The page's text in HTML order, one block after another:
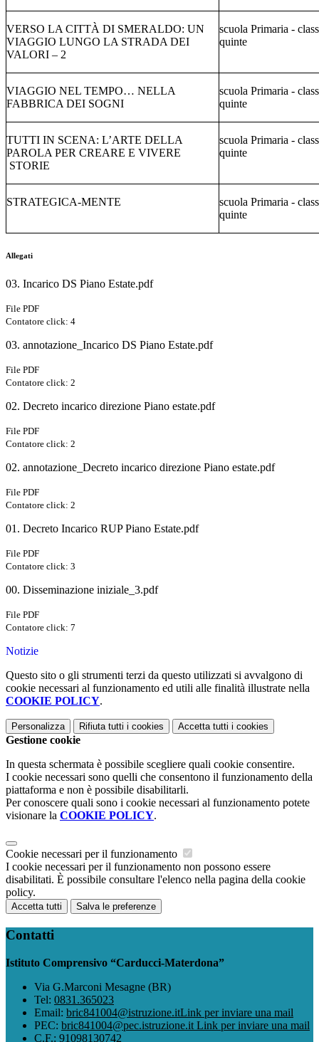
VERSO LA CITTÀ DI SMERALDO: UN
VIAGGIO LUNGO LA STRADA DEI
VALORI – 2
scuola Primaria -
quinte
VIAGGIO NEL TEMPO… NELLA
FABBRICA DEI SOGNI
scuola Primaria -
quinte
TUTTI IN SCENA: L’ARTE DELLA
PAROLA PER CREARE E VIVERE
STORIE
scuola Primaria -
quinte
STRATEGICA-MENTE
scuola Primaria -
quinte
Allegati
03. Incarico DS Piano Estate.pdf
File PDF
Contatore click: 4
03. annotazione_Incarico DS Piano Estate.pdf
File PDF
Contatore click: 2
02. Decreto incarico direzione Piano estate.pdf
File PDF
Contatore click: 2
02. annotazione_Decreto incarico direzione Piano estate.pdf
File PDF
Contatore click: 2
01. Decreto Incarico RUP Piano Estate.pdf
File PDF
Contatore click: 3
00. Disseminazione iniziale_3.pdf
File PDF
Contatore click: 7
Notizie
Questo sito o gli strumenti terzi da questo utilizzati si avvalgono di
cookie necessari al funzionamento ed utili alle finalità illustrate nella
COOKIE POLICY.
Personalizza Rifiuta tutti i cookies Accetta tutti i cookies
Gestione cookie
In questa schermata è possibile scegliere quali cookie consentire.
I cookie necessari sono quelli che consentono il funzionamento della
piattaforma e non è possibile disabilitarli.
Per conoscere quali sono i cookie necessari al funzionamento potete
visionare la COOKIE POLICY.
Cookie necessari per il funzionamento
I cookie necessari per il funzionamento non possono essere
disabilitati. È possibile consultare l'elenco nella pagina della cookie
policy.
Accetta tutti Salva le preferenze
Contatti
Istituto Comprensivo “Carducci-Materdona”
Via G.Marconi Mesagne (BR)
Tel: 0831.365023
Email: bric841004@istruzione.itLink per inviare una mail
PEC: bric841004@pec.istruzione.it Link per inviare una mail
C.F.: 91098130742